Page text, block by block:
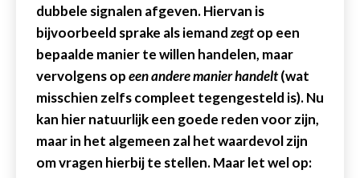
dubbele signalen afgeven. Hiervan is
bijvoorbeeld sprake als iemandzegtop een
bepaalde manier te willen handelen, maar
vervolgens opeen andere manier handelt(wat
misschien zelfs compleet tegengesteld is). Nu
kan hier natuurlijk een goede reden voor zijn,
maar in het algemeen zal het waardevol zijn
om vragen hierbij te stellen. Maar let wel op: